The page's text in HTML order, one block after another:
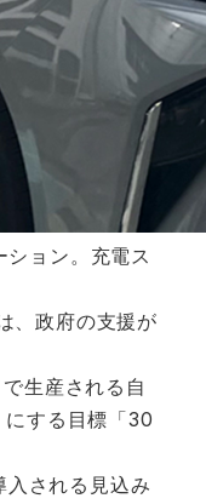
ョン。充電ス
、政府の支援が
生産される自
する目標「30
される見込み